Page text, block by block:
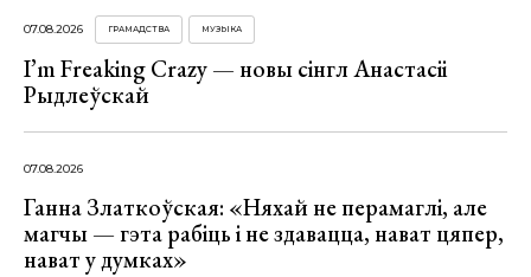
07.08.2026 ГРАМАДСТВА МУЗЫКА
I’m Freaking Crazy — новы сінгл Анастасіі
Рыдлеўскай
07.08.2026
Ганна Златкоўская: «Няхай не перамаглі, але
магчы — гэта рабіць і не здавацца, нават цяпер,
нават у думках»